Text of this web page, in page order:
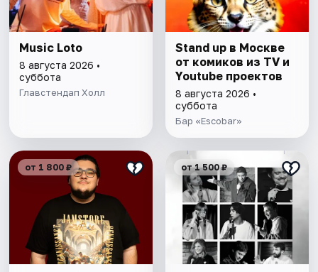
Music Loto
8 августа 2026 •
суббота
Главстендап Холл
Stand up в Москве
от комиков из TV и
Youtube проектов
8 августа 2026 •
суббота
Бар «Escobar»
от 1 800 ₽ от 1 500 ₽